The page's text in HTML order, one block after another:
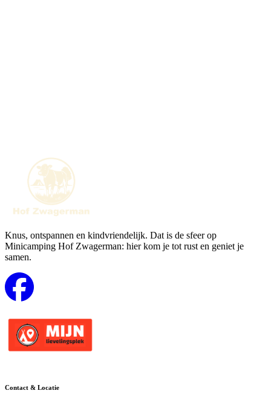
Knus, ontspannen en kindvriendelijk. Dat is de sfeer op
Minicamping Hof Zwagerman: hier kom je tot rust en geniet je
samen.
Contact & Locatie